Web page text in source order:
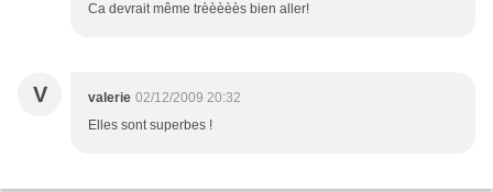
Ca devrait même trèèèèès bien aller!
V valerie 02/12/2009 20:32
Elles sont superbes !